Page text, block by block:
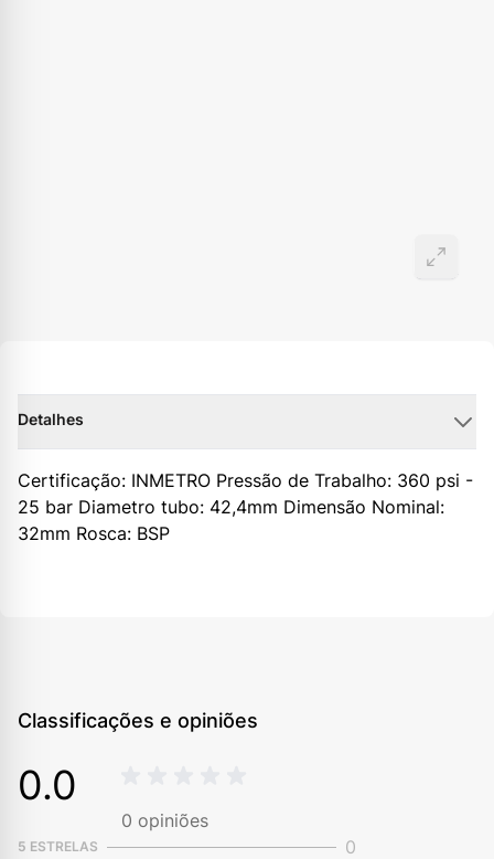
Detalhes
Certificação: INMETRO Pressão de Trabalho: 360 psi -
25 bar Diametro tubo: 42,4mm Dimensão Nominal:
32mm Rosca: BSP
Classificações e opiniões
0.0
0 opiniões
5 ESTRELAS 0